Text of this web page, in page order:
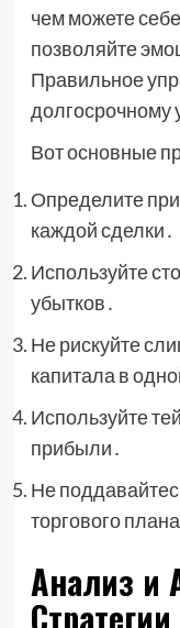
чем можете
позволяйте
Правильное
долгосрочному
Вот основные
Определите
каждой сделки․
Используйте
убытков․
Не рискуйте
капитала в
Используйте
прибыли․
Не
торгового
Анализ и
Стратегии